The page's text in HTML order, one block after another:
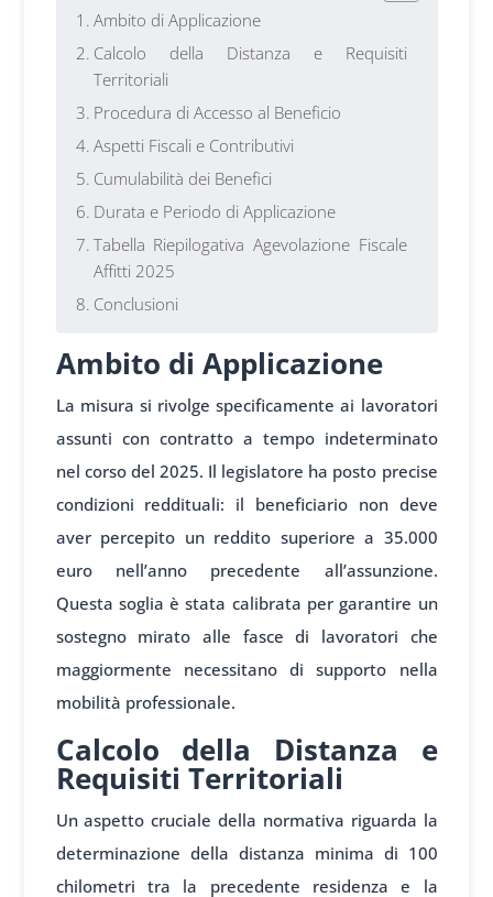
Ambito di Applicazione
Calcolo della Distanza e Requisiti
Territoriali
Procedura di Accesso al Beneficio
Aspetti Fiscali e Contributivi
Cumulabilità dei Benefici
Durata e Periodo di Applicazione
Tabella Riepilogativa Agevolazione Fiscale
Affitti 2025
Conclusioni
Ambito di Applicazione
La misura si rivolge specificamente ai lavoratori
assunti con contratto a tempo indeterminato
nel corso del 2025. Il legislatore ha posto precise
condizioni reddituali: il beneficiario non deve
aver percepito un reddito superiore a 35.000
euro nell’anno precedente all’assunzione.
Questa soglia è stata calibrata per garantire un
sostegno mirato alle fasce di lavoratori che
maggiormente necessitano di supporto nella
mobilità professionale.
Calcolo della Distanza e
Requisiti Territoriali
Un aspetto cruciale della normativa riguarda la
determinazione della distanza minima di 100
chilometri tra la precedente residenza e la